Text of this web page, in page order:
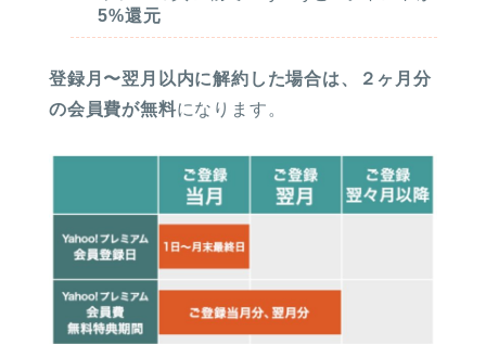
5%還元
登録月〜翌月以内に解約した場合は、２ヶ月分
の会員費が無料になります。